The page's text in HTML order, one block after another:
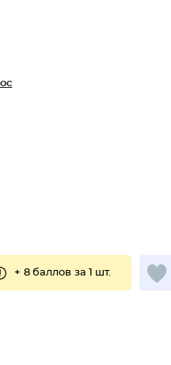
+ 8 баллов за 1 шт.